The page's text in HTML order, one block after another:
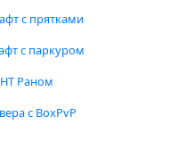
с прятками
с паркуром
Раном
с BoxPvP